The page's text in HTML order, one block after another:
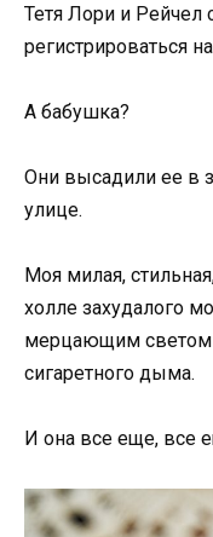
Тетя Лори и Рейчел
регистрироваться
А бабушка?
Они высадили ее в
улице.
Моя милая,
холле захудалого
мерцающим светом
сигаретного дыма.
И она все еще, все